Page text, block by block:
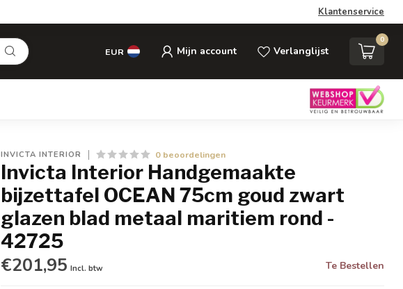
Klantenservice
EUR Mijn account Verlanglijst
0
INVICTA INTERIOR 0 beoordelingen
Invicta Interior Handgemaakte
bijzettafel OCEAN 75cm goud zwart
glazen blad metaal maritiem rond -
42725
€201,95 Incl. btw Te Bestellen